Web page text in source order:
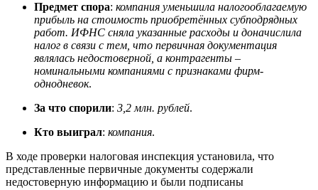
Предмет спора: компания уменьшила налогооблагаемую
прибыль на стоимость приобретённых субподрядных
работ. ИФНС сняла указанные расходы и доначислила
налог в связи с тем, что первичная документация
являлась недостоверной, а контрагенты –
номинальными компаниями с признаками фирм-
однодневок.
За что спорили: 3,2 млн. рублей.
Кто выиграл: компания.
В ходе проверки налоговая инспекция установила, что
представленные первичные документы содержали
недостоверную информацию и были подписаны